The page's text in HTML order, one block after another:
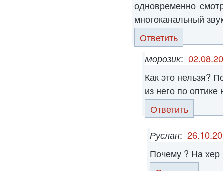
одновременно
многоканальный
Ответить
Морозик:
Как это нельзя?
из него по оптике
Ответить
Руслан:
Почему ? На хер